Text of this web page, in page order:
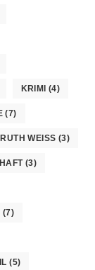
KRIMI (4)
(7)
RUTH WEISS (3)
(3)
(7)
(5)